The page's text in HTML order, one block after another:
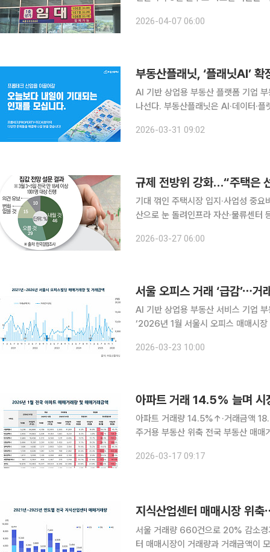
건물 1층마다 '임대 문의' 전단이 덕지
2026-04-07 06:00
부동산플래닛, ‘플래닛AI’
AI 기반 상업용 부동산 플랫폼 기업
나선다. 부동산플래닛은 AI·데이터·플랫폼 역량 강화를 위해 대규모 채용을 진행한다고 31일 밝혔
다. 모집 분야는 △AI 개발 △AI 엔
2026-03-31 09:02
기대 꺾인 주택시장 입지·사업성 중
산으로 눈 돌려인프라 자산·물류센터 등도 관심 커져 이재명 정부 출
주택 투자 대신 수익형 부동산 등 대
2026-03-27 06:00
서울 오피스 거래 ‘급감’⋯
AI 기반 상업용 부동산 서비스 기업
‘2026년 1월 서울시 오피스 매매시장 동향 보고서’
전월 대비 76.1% 줄었고 사무실도
2026-03-23 10:00
아파트 거래 14.5% 늘며
아파트 거래량 14.5%↑·거래금액
주거용 부동산 위축 전국 부동산 매매거래량이 새해 첫 달 소폭 반등했지만 거래금액은 감소하며 시
흐름이 엇갈렸다. 17일 AI
2026-03-17 09:17
지식산업센터 매매시장 위
서울 거래량 660건으로 20% 감소경기도도
터 매매시장이 거래량과 거래금액이